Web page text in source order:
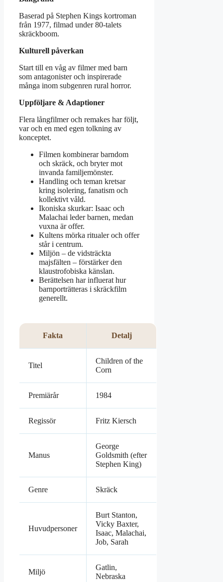
Baserad på Stephen Kings kortroman
från 1977, filmad under 80-talets
skräckboom.
Kulturell påverkan
Start till en våg av filmer med barn
som antagonister och inspirerade
många inom subgenren rural horror.
Uppföljare & Adaptioner
Flera långfilmer och remakes har följt,
var och en med egen tolkning av
konceptet.
Filmen kombinerar barndom
och skräck, och bryter mot
invanda familjemönster.
Handling och teman kretsar
kring isolering, fanatism och
kollektivt våld.
Ikoniska skurkar: Isaac och
Malachai leder barnen, medan
vuxna är offer.
Kultens mörka ritualer och offer
står i centrum.
Miljön – de vidsträckta
majsfälten – förstärker den
klaustrofobiska känslan.
Berättelsen har influerat hur
barnporträtteras i skräckfilm
generellt.
Fakta Detalj
Titel
Children of the
Corn
Premiärår 1984
Regissör Fritz Kiersch
Manus
George
Goldsmith (efter
Stephen King)
Genre Skräck
Huvudpersoner
Burt Stanton,
Vicky Baxter,
Isaac, Malachai,
Job, Sarah
Miljö
Gatlin,
Nebraska